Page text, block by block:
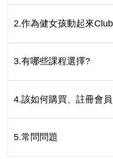
2.作為健女孩動起來
3.有哪些課程選擇?
4.該如何購買、註冊會
5.常問問題